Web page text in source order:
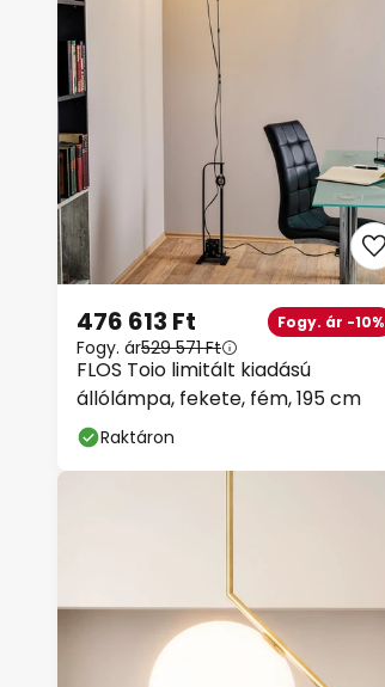
FLOS Toio limitált kiadású
állólámpa, fekete, fém, 195 cm
476 613 Ft Fogy. ár -10%
Fogy. ár529 571 Ft
Raktáron